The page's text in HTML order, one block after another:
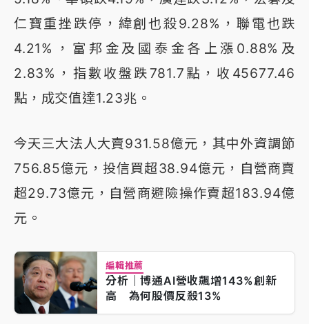
仁寶重挫跌停，緯創也殺9.28%，聯電也跌
4.21%，富邦金及國泰金各上漲0.88%及
2.83%，指數收盤跌781.7點，收45677.46
點，成交值達1.23兆。
今天三大法人大賣931.58億元，其中外資調節
756.85億元，投信買超38.94億元，自營商賣
超29.73億元，自營商避險操作賣超183.94億
元。
編輯推薦
分析｜博通AI營收飆增143%創新
高 為何股價反殺13%